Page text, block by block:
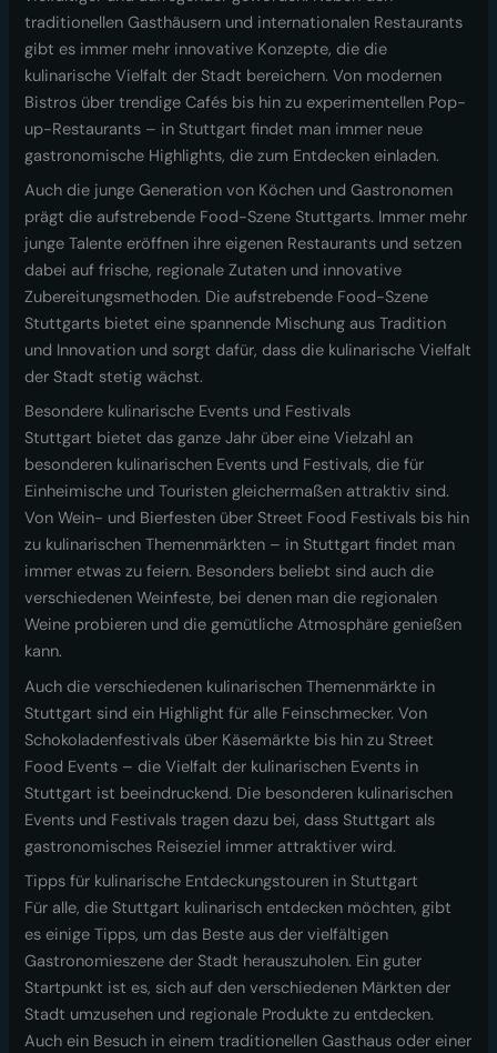
traditionellen Gasthäusern und internationalen Restaurants
gibt es immer mehr innovative Konzepte, die die
kulinarische Vielfalt der Stadt bereichern. Von modernen
Bistros über trendige Cafés bis hin zu experimentellen Pop-
up-Restaurants – in Stuttgart findet man immer neue
gastronomische Highlights, die zum Entdecken einladen.
Auch die junge Generation von Köchen und Gastronomen
prägt die aufstrebende Food-Szene Stuttgarts. Immer mehr
junge Talente eröffnen ihre eigenen Restaurants und setzen
dabei auf frische, regionale Zutaten und innovative
Zubereitungsmethoden. Die aufstrebende Food-Szene
Stuttgarts bietet eine spannende Mischung aus Tradition
und Innovation und sorgt dafür, dass die kulinarische Vielfalt
der Stadt stetig wächst.
Besondere kulinarische Events und Festivals
Stuttgart bietet das ganze Jahr über eine Vielzahl an
besonderen kulinarischen Events und Festivals, die für
Einheimische und Touristen gleichermaßen attraktiv sind.
Von Wein- und Bierfesten über Street Food Festivals bis hin
zu kulinarischen Themenmärkten – in Stuttgart findet man
immer etwas zu feiern. Besonders beliebt sind auch die
verschiedenen Weinfeste, bei denen man die regionalen
Weine probieren und die gemütliche Atmosphäre genießen
kann.
Auch die verschiedenen kulinarischen Themenmärkte in
Stuttgart sind ein Highlight für alle Feinschmecker. Von
Schokoladenfestivals über Käsemärkte bis hin zu Street
Food Events – die Vielfalt der kulinarischen Events in
Stuttgart ist beeindruckend. Die besonderen kulinarischen
Events und Festivals tragen dazu bei, dass Stuttgart als
gastronomisches Reiseziel immer attraktiver wird.
Tipps für kulinarische Entdeckungstouren in Stuttgart
Für alle, die Stuttgart kulinarisch entdecken möchten, gibt
es einige Tipps, um das Beste aus der vielfältigen
Gastronomieszene der Stadt herauszuholen. Ein guter
Startpunkt ist es, sich auf den verschiedenen Märkten der
Stadt umzusehen und regionale Produkte zu entdecken.
Auch ein Besuch in einem traditionellen Gasthaus oder einer